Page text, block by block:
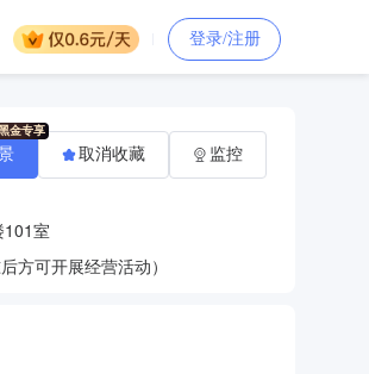
登录/注册
室
方可开展经营活动）
取消收藏 监控